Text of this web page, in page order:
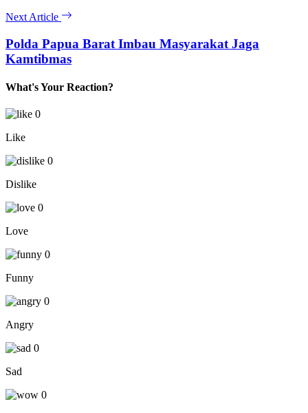
Next Article
Polda Papua Barat Imbau Masyarakat Jaga
Kamtibmas
What's Your Reaction?
0
Like
0
Dislike
0
Love
0
Funny
0
Angry
0
Sad
0